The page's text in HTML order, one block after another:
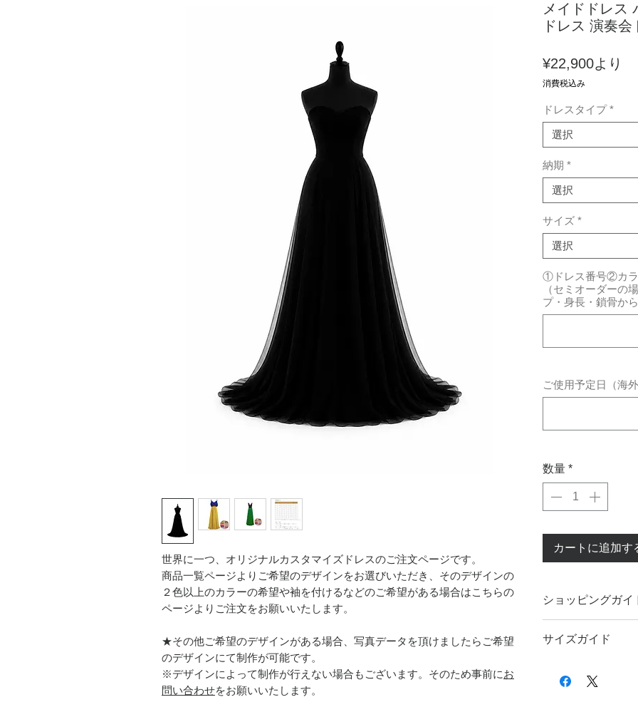
世界に一つ、オリジナルカスタマイズドレスのご注文ページです。
商品一覧ページよりご希望のデザインをお選びいただき、そのデザインの
２色以上のカラーの希望や袖を付けるなどのご希望がある場合はこちらの
ページよりご注文をお願いいたします。
★その他ご希望のデザインがある場合、写真データを頂けましたらご希望
のデザインにて制作が可能です。
※デザインによって制作が行えない場合もございます。そのため事前にお
問い合わせをお願いいたします。
メイドドレス
ドレス 演奏会
¥22,900より
消費税込み
ドレスタイプ *
選択
納期 *
選択
サイズ *
選択
①ドレス番号②カ
（セミオーダーの
プ・身長・鎖骨か
ご使用予定日（海
数量 *
カートに追加す
ショッピングガイ
す。
サイズガイド
い。